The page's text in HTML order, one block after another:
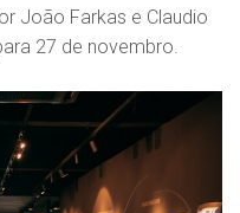
João Farkas e Claudio
27 de novembro.